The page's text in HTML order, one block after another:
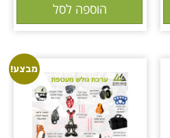
הוספה לסל
מבצע!